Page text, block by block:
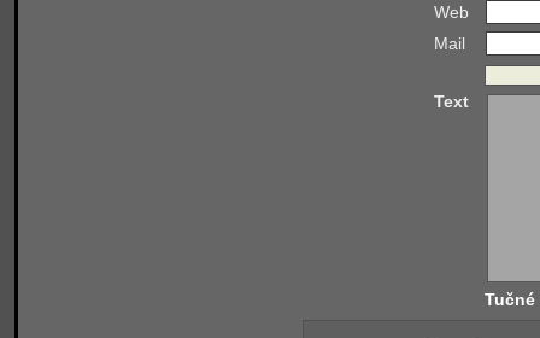
Web
Mail
Text
Tučné